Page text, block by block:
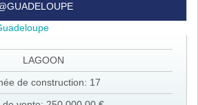
LAGOON
de construction: 17